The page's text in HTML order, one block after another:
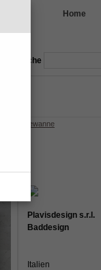
Home
Suche
Badewanne
Plavisdesign s.r.l.
Baddesign
Italien